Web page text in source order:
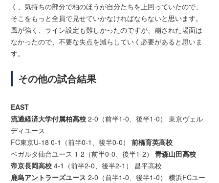
く、気持ちの部分で柏のほうが自分たちを上回っていたので、
そこをもっと全員で見せていかなければならないと思います。
風が強く、ライン設定も難しかったのですが、崩された場面は
なかったので、不要な失点を減らしていく必要があると思いま
す。
その他の試合結果
EAST
流通経済大学付属柏高校 2-0（前半1-0、後半1-0） 東京ヴェル
ディユース
FC東京U-18 0-1（前半0-1、後半0-0）前橋育英高校
ベガルタ仙台ユース 1-2（前半0-0、後半1-2）青森山田高校
帝京長岡高校 4-1（前半2-0、後半2-1） 昌平高校
鹿島アントラーズユース 2-0（前半1-0、後半1-0） 横浜FCユー